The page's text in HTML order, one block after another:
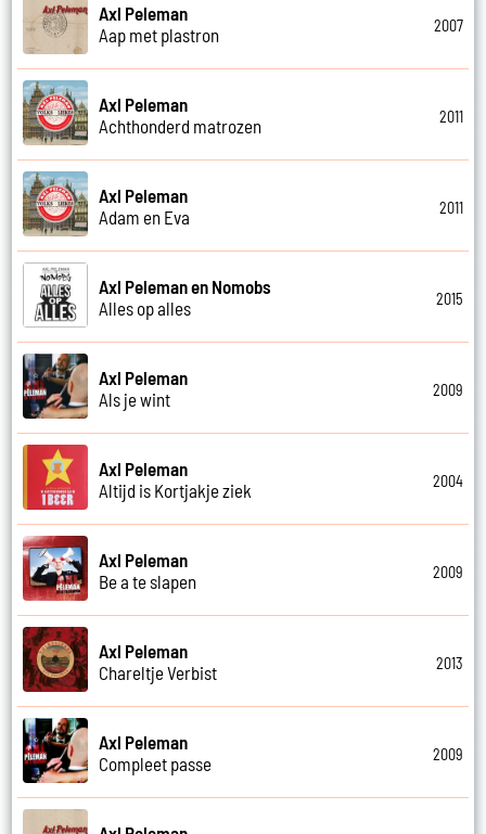
Axl Peleman
Aap met plastron
2007
Axl Peleman
Achthonderd matrozen
2011
Axl Peleman
Adam en Eva
2011
Axl Peleman en Nomobs
Alles op alles
2015
Axl Peleman
Als je wint
2009
Axl Peleman
Altijd is Kortjakje ziek
2004
Axl Peleman
Be a te slapen
2009
Axl Peleman
Chareltje Verbist
2013
Axl Peleman
Compleet passe
2009